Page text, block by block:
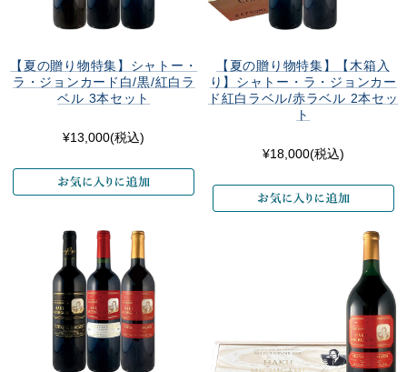
【夏の贈り物特集】シャトー・
ラ・ジョンカード白/黒/紅白ラ
ベル 3本セット
¥13,000(税込)
【夏の贈り物特集】【木箱入
り】シャトー・ラ・ジョンカー
ド紅白ラベル/赤ラベル 2本セッ
ト
¥18,000(税込)